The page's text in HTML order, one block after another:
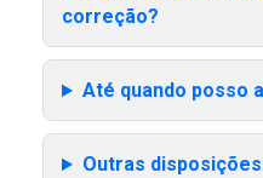
correção?
Até quando posso
Outras